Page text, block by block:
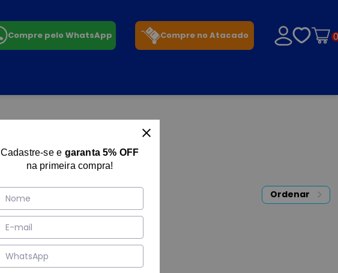
Compre pelo WhatsApp Compre no Atacado
Ordenar
Cadastre-se e garanta 5% OFF
na primeira compra!